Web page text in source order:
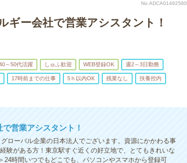
No.ADCA01492580
ギー会社で営業アシスタント！
～50代活躍 しゅふ歓迎 WEB登録OK 週2～3日勤務
17時前までの仕事 5ｈ以内OK 残業なし 扶養控内
営業アシスタント！
ローバル企業の日本法人でございます。資源にかかわる事
験がある方！東京駅すぐ近くの好立地で、とてもきれいな
24時間いつでもどこでも、パソコンやスマホから登録可